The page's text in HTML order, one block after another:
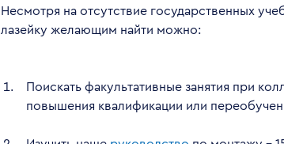
Несмотря на отсутствие государственных
лазейку желающим найти можно:
Поискать факультативные занятия при
повышения квалификации или